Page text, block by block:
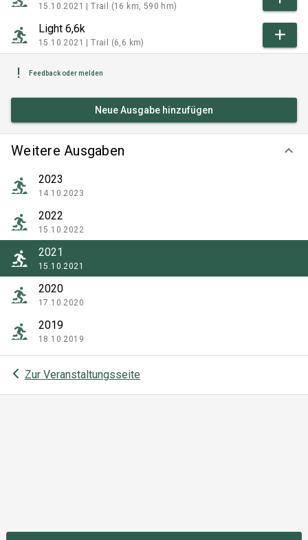
Neue Ausgabe hinzufügen
Weitere Ausgaben keyboard_arrow_down
2023
14.10.2023
2022
15.10.2022
2021
15.10.2021
2020
17.10.2020
2019
18.10.2019
Zur Veranstaltungsseite
15.10.2021 |Trail (16 km, 590 hm)
Light 6,6k
15.10.2021 |Trail (6,6 km)
Feedback oder melden